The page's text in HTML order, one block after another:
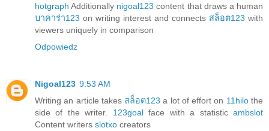
hotgraph Additionally nigoal123 content that draws a human
บาคาร่า123 on writing interest and connects สล็อต123 with
viewers uniquely in comparison
Odpowiedz
Nigoal123 9:53 AM
Writing an article takes สล็อต123 a lot of effort on 11hilothe
side of the writer. 123goalface with a statisticambslot
Content writers slotxo creators